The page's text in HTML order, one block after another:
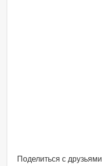
Поделиться с друзьями